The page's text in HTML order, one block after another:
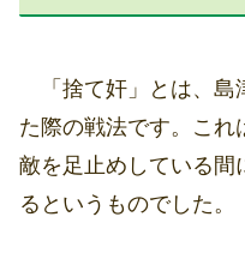
「捨て奸」とは、島
た際の戦法です。これ
敵を足止めしている間
るというものでした。